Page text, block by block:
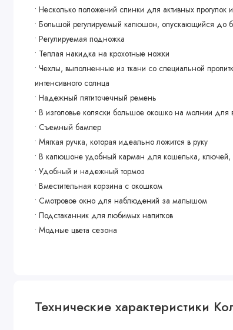
• Несколько положений спинки для активных прогулок
• Большой регулируемый капюшон, опускающийся до
• Регулируемая подножка
• Теплая накидка на крохотные ножки
• Чехлы, выполненные из ткани со специальной
интенсивного солнца
• Надежный пятиточечный ремень
• В изголовье коляски большое окошко на молнии для
• Съемный бампер
• Мягкая ручка, которая идеально ложится в руку
• В капюшоне удобный карман для кошелька, ключей,
• Удобный и надежный тормоз
• Вместительная корзина с окошком
• Смотровое окно для наблюдений за малышом
• Подстаканник для любимых напитков
• Модные цвета сезона
• Материал изделия: Ткань
Технические характеристики